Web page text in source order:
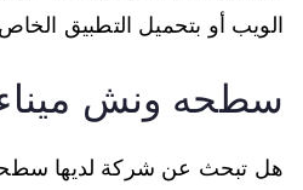
الويب أو بتحميل التطبيق الخاص
سطحه ونش ميناء
هل تبحث عن شركة لديها